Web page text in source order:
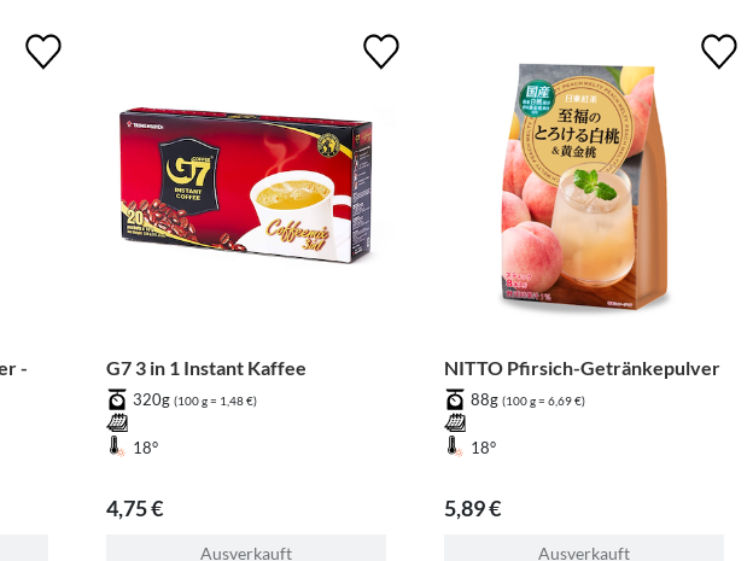
-
G7 3 in 1 Instant Kaffee
320g (100 g = 1,48 €)
18°
4,75 €
Ausverkauft
NITTO Pfirsich-Getränkepulver
88g (100 g = 6,69 €)
18°
5,89 €
Ausverkauft